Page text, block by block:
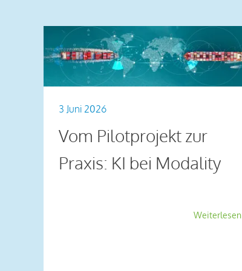
3 Juni 2026
Vom Pilotprojekt zur
Praxis: KI bei Modality
Weiterlesen